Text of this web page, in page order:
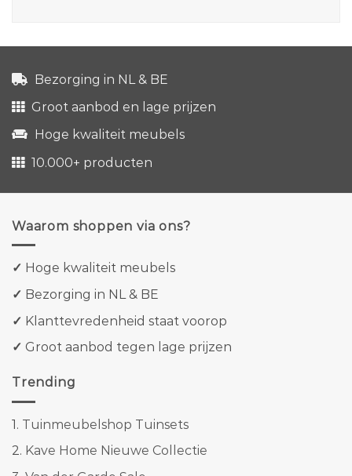
Bezorging in NL & BE
Groot aanbod en lage prijzen
Hoge kwaliteit meubels
10.000+ producten
Waarom shoppen via ons?
✓ Hoge kwaliteit meubels
✓ Bezorging in NL & BE
✓ Klanttevredenheid staat voorop
✓ Groot aanbod tegen lage prijzen
Trending
1. Tuinmeubelshop Tuinsets
2. Kave Home Nieuwe Collectie